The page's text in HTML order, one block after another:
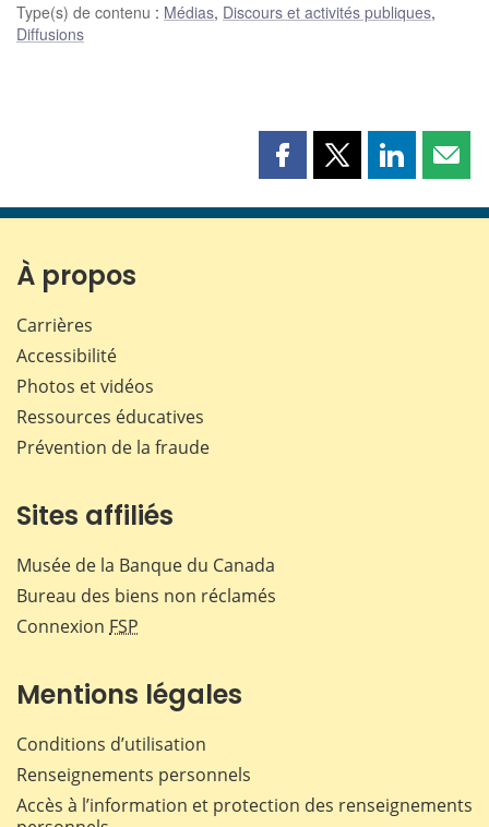
Type(s) de contenu : Médias, Discours et activités publiques,
Diffusions
Partager
page
Partager
page
Partager
page page
À propos
Carrières
Accessibilité
Photos et vidéos
Ressources éducatives
Prévention de la fraude
Sites affiliés
Musée de la Banque du Canada
Bureau des biens non réclamés
Connexion FSP
Mentions légales
Conditions d’utilisation
Renseignements personnels
Accès à l’information et protection des renseignements